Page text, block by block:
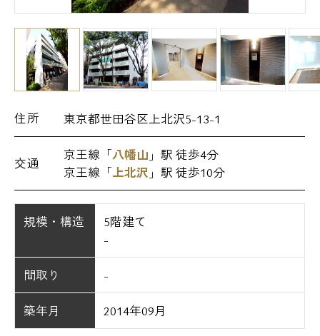
住所 東京都世田谷区上北沢5-13-1
交通
京王線「八幡山 」駅 徒歩4分
京王線「上北沢 」駅 徒歩10分
規模・構造
5階建て
-
間取り -
築年月 2014年09月